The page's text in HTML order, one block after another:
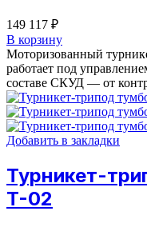
149 117 ₽
В корзину
Моторизованный
работает под
составе СКУД — от
Добавить в закладки
Турникет-
T-02